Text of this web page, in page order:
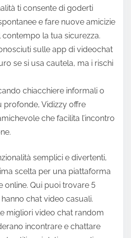
ti consente di goderti
e fare nuove amicizie
la tua sicurezza.
sulle app di videochat
se si usa cautela, ma i rischi
chiacchiere informali o
profonde, Vidizzy offre
che facilita l’incontro
semplici e divertenti,
scelta per una piattaforma
online. Qui puoi trovare 5
chat video casuali.
migliori video chat random
incontrare e chattare